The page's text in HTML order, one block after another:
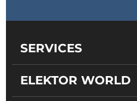
SERVICES
ELEKTOR WORLD